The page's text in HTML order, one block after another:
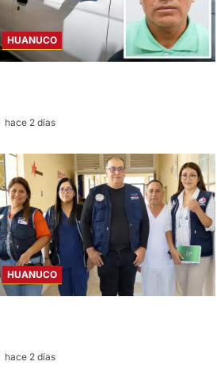
HUANUCO
hace 2 días
HUANUCO
hace 2 días